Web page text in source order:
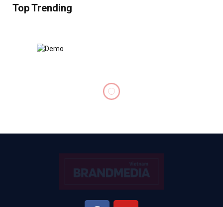
Top Trending
Nhiều thương hiệu Việt đuối